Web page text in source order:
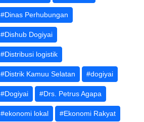
#Dinas Perhubungan
#Dishub Dogiyai
#Distribusi logistik
#Distrik Kamuu Selatan #dogiyai
#Dogiyai #Drs. Petrus Agapa
#ekonomi lokal #Ekonomi Rakyat